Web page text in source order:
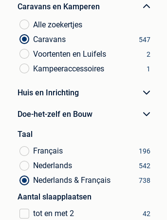
Caravans en Kamperen
Alle zoekertjes
Caravans
547
Voortenten en Luifels 2
Kampeeraccessoires 1
Huis en Inrichting
Doe-het-zelf en Bouw
Taal
Français
196
Nederlands 542
Nederlands & Français 738
Aantal slaapplaatsen
tot en met 2
42